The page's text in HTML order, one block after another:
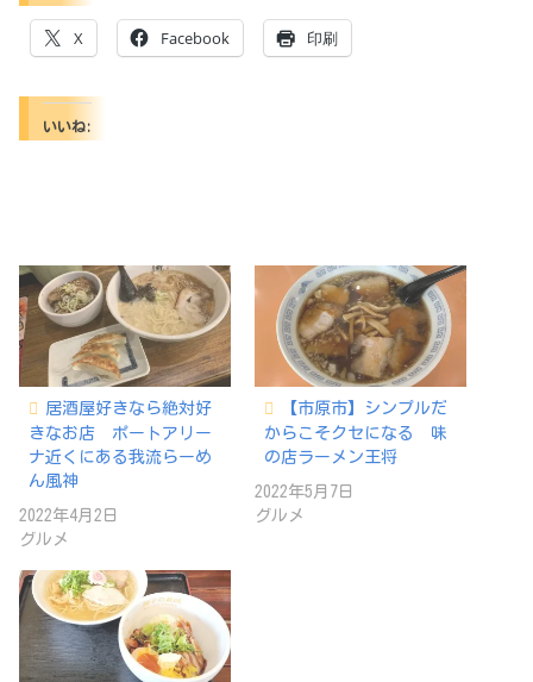
X Facebook 印刷
いいね:
居酒屋好きなら絶対好
きなお店 ポートアリー
ナ近くにある我流らーめ
ん風神
2022年4月2日
グルメ
【市原市】シンプルだ
からこそクセになる 味
の店ラーメン王将
2022年5月7日
グルメ